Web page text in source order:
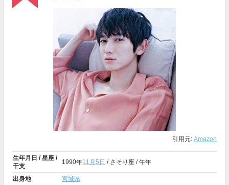
引用元: Amazon
生年月日 / 星座 /
干支
1990年11月5日 / さそり座 / 午年
出身地 宮城県